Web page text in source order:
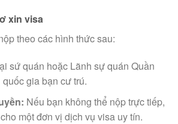
xin visa
theo các hình thức sau:
sứ quán hoặc Lãnh sự quán Quần
gia bạn cư trú.
Nếu bạn không thể nộp trực tiếp,
một đơn vị dịch vụ visa uy tín.